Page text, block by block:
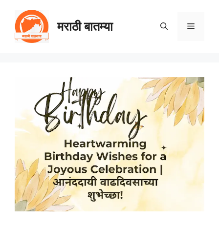
content
मराठी बातम्या Menu